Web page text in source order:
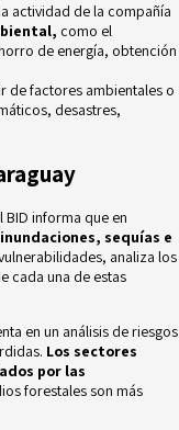
actividad de la compañía
como el
de energía, obtención
de factores ambientales o
desastres,
BID informa que en
inundaciones, sequías e
analiza los
cada una de estas
en un análisis de riesgos
Los sectores
por las
forestales son más